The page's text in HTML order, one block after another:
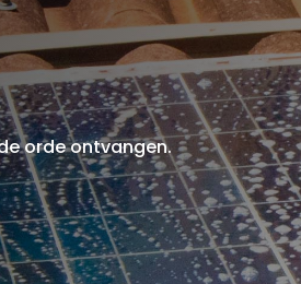
orde ontvangen.